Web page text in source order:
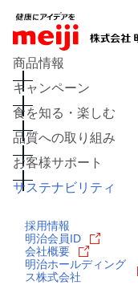
商品情報
キャンペーン
食を知る・楽しむ
品質への取り組み
お客様サポート
サステナビリティ
採用情報
明治会員ID
会社概要
明治ホールディング
ス株式会社